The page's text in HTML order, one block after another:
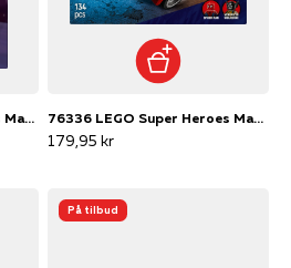
76297 LEGO Super Heroes Marvel Dansende Groot 76336 LEGO Super Heroes Marvel Spider-Man-bil mod venomiseret Wolverine
179,95 kr
På tilbud